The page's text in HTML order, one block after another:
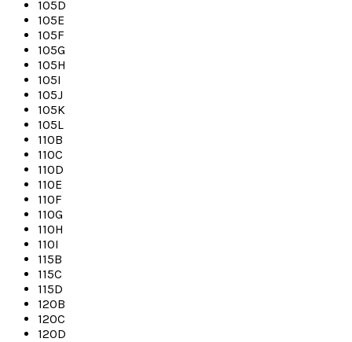
105D
105E
105F
105G
105H
105I
105J
105K
105L
110B
110C
110D
110E
110F
110G
110H
110I
115B
115C
115D
120B
120C
120D